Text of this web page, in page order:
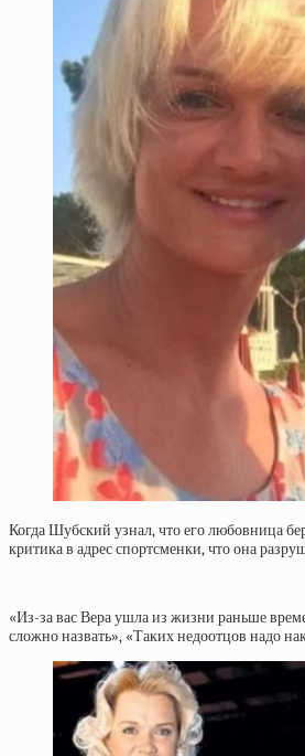
Когда Шубский узнал, что его любовница
критика в адрес спортсменки, что она
«Из-за вас Вера ушла из жизни раньше
сложно назвать», «Таких недоотцов надо